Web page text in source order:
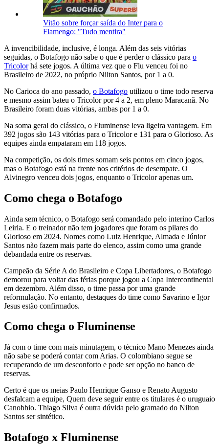
Vitão sobre forçar saída do Inter para o
Flamengo: "Tudo mentira"
A invencibilidade, inclusive, é longa. Além das seis vitórias
seguidas, o Botafogo não sabe o que é perder o clássico para o
Tricolorhá sete jogos. A última vez que o Flu venceu foi no
Brasileiro de 2022, no próprio Nilton Santos, por 1 a 0.
No Carioca do ano passado, o Botafogo utilizou o time todo reserva
e mesmo assim bateu o Tricolor por 4 a 2, em pleno Maracanã. No
Brasileiro foram duas vitórias, ambas por 1 a 0.
Na soma geral do clássico, o Fluminense leva ligeira vantagem. Em
392 jogos são 143 vitórias para o Tricolor e 131 para o Glorioso. As
equipes ainda empataram em 118 jogos.
Na competição, os dois times somam seis pontos em cinco jogos,
mas o Botafogo está na frente nos critérios de desempate. O
Alvinegro venceu dois jogos, enquanto o Tricolor apenas um.
Como chega o Botafogo
Ainda sem técnico, o Botafogo será comandado pelo interino Carlos
Leiria. E o treinador não tem jogadores que foram os pilares do
Glorioso em 2024. Nomes como Luiz Henrique, Almada e Júnior
Santos não fazem mais parte do elenco, assim como uma grande
debandada entre os reservas.
Campeão da Série A do Brasileiro e Copa Libertadores, o Botafogo
demorou para voltar das férias porque jogou a Copa Intercontinental
em dezembro. Além disso, o time passa por uma grande
reformulação. No entanto, destaques do time como Savarino e Igor
Jesus estão confirmados.
Como chega o Fluminense
Já com o time com mais minutagem, o técnico Mano Menezes ainda
não sabe se poderá contar com Arias. O colombiano segue se
recuperando de um desconforto e pode ser opção no banco de
reservas.
Certo é que os meias Paulo Henrique Ganso e Renato Augusto
desfalcam a equipe, Quem deve seguir entre os titulares é o uruguaio
Canobbio. Thiago Silva é outra dúvida pelo gramado do Nilton
Santos ser sintético.
Botafogo x Fluminense